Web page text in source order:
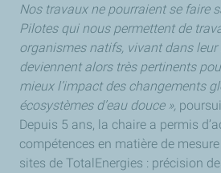
Nos travaux ne pourraient se faire
Pilotes qui nous permettent de
organismes natifs, vivant dans
deviennent alors très pertinents
mieux l’impact des changements
écosystèmes d’eau douce »,
Depuis 5 ans, la chaire a permis
compétences en matière de
sites de TotalEnergies : précision